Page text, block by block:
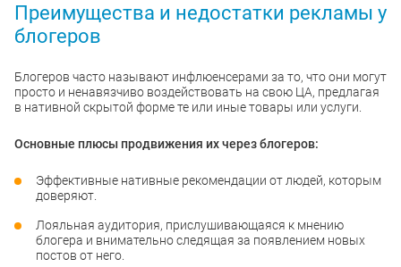
Преимущества и недостатки рекламы у
блогеров
Блогеров часто называют инфлюенсерами за то, что они могут
просто и ненавязчиво воздействовать на свою ЦА, предлагая
в нативной скрытой форме те или иные товары или услуги.
Основные плюсы продвижения их через блогеров:
Эффективные нативные рекомендации от людей, которым
доверяют.
Лояльная аудитория, прислушивающаяся к мнению
блогера и внимательно следящая за появлением новых
постов от него.